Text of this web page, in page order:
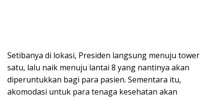
Setibanya di lokasi, Presiden langsung menuju tower
satu, lalu naik menuju lantai 8 yang nantinya akan
diperuntukkan bagi para pasien. Sementara itu,
akomodasi untuk para tenaga kesehatan akan